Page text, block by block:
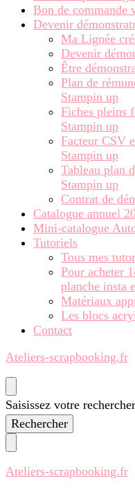
Bon de commande
Devenir
Ma Lignée
Devenir
Être
Plan de
Stampin up
Fiches pleins
Stampin up
Facteur CSV
Stampin up
Tableau plan
Stampin up
Contrat de
Catalogue annuel
Mini-catalogue
Tutoriels
Tous mes
Pour acheter
planche insta
Matériaux
Les blocs
Contact
Ateliers-scrapbooking.fr
Vous
recherchiez
quelque
Saisissez votre
Ateliers-scrapbooking.fr